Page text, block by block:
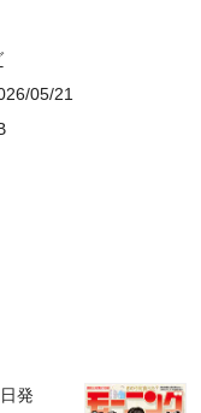
発
05/21